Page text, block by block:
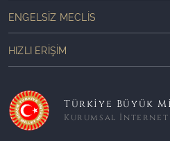
ENGELSIZ MECLIS
HIZLI ERIŞIM
Türkiye Büyük
Kurumsal İnternet